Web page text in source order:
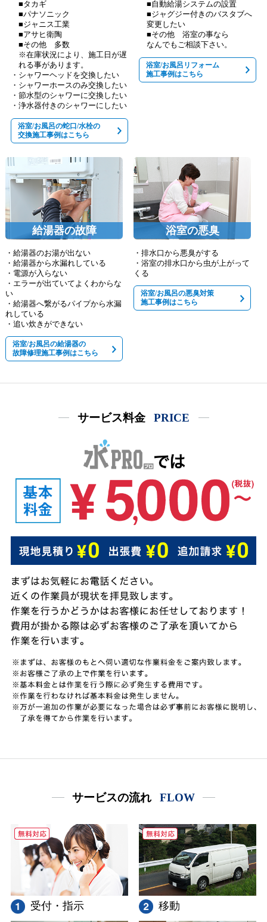
■タカギ
■パナソニック
■ジャニス工業
■アサヒ衛陶
■その他 多数
※在庫状況により、施工日が遅
れる事があります。
・シャワーヘッドを交換したい
・シャワーホースのみ交換したい
・節水型のシャワーに交換したい
・浄水器付きのシャワーにしたい
浴室/お風呂の蛇口/水栓の
交換施工事例はこちら
■自動給湯システムの設置
■ジャグジー付きのバスタブへ
変更したい
■その他 浴室の事なら
なんでもご相談下さい。
浴室/お風呂リフォーム
施工事例はこちら
給湯器の故障
・給湯器のお湯が出ない
・給湯器から水漏れしている
・電源が入らない
・エラーが出ていてよくわからな
い
・給湯器へ繋がるパイプから水漏
れしている
・追い炊きができない
浴室/お風呂の給湯器の
故障修理施工事例はこちら
浴室の悪臭
・排水口から悪臭がする
・浴室の排水口から虫が上がって
くる
浴室/お風呂の悪臭対策
施工事例はこちら
サービス料金 PRICE
サービスの流れ FLOW
受付・指示 移動